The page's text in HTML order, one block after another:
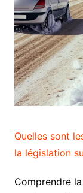
Quelles sont
la législation
Comprendre